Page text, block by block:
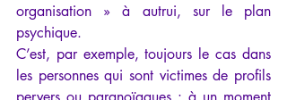
organisation » à autrui, sur le plan
psychique.
C’est, par exemple, toujours le cas dans
les personnes qui sont victimes de profils